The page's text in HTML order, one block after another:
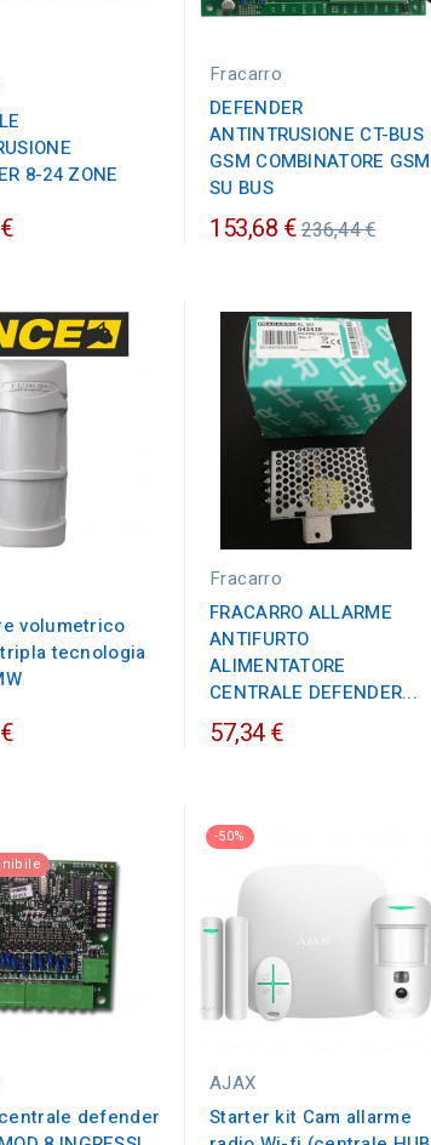
8-24 ZONE
Fracarro
DEFENDER
ANTINTRUSIONE CT-BUS
GSM COMBINATORE GSM
SU BUS
153,68 €Prezzo
236,44 €
volumetrico
tecnologia
Fracarro
FRACARRO ALLARME
ANTIFURTO
ALIMENTATORE
CENTRALE DEFENDER...
57,34 €
defender
-50%
AJAX
Starter kit Cam allarme